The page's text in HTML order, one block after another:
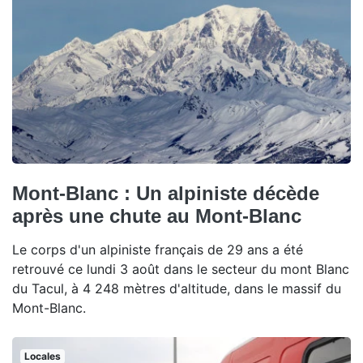
Mont-Blanc : Un alpiniste décède
après une chute au Mont-Blanc
Le corps d'un alpiniste français de 29 ans a été
retrouvé ce lundi 3 août dans le secteur du mont Blanc
du Tacul, à 4 248 mètres d'altitude, dans le massif du
Mont-Blanc.
Locales